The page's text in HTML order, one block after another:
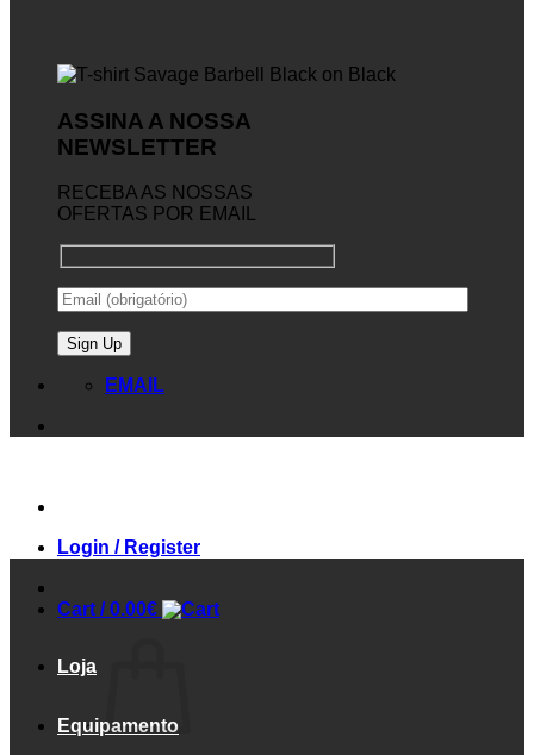
ASSINA A NOSSA
NEWSLETTER
RECEBA AS NOSSAS
OFERTAS POR EMAIL
EMAIL
Login / Register
Cart /0.00€
Loja
Equipamento